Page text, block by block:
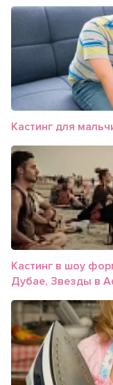
Кастинг для
Кастинг в шоу
Дубае, Звезды в